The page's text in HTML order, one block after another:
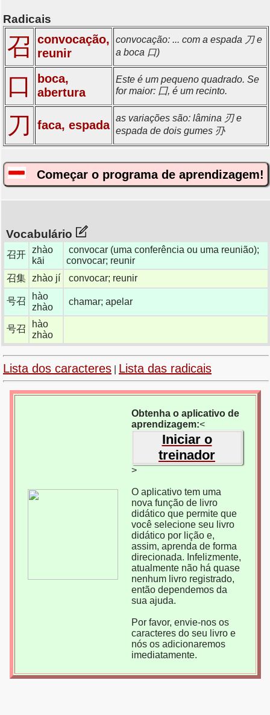
Radicais
召
convocação,
reunir
convocação: ... com a espada 刀 e
a boca 口)
口
boca,
abertura
Este é um pequeno quadrado. Se
for maior: 囗, é um recinto.
刀 faca, espada
as variações são: lâmina 刃 e
espada de dois gumes 刅
Começar o programa de aprendizagem!
Vocabulário
召开 zhào
kāi
convocar (uma conferência ou uma reunião);
convocar; reunir
召集 zhào jí convocar; reunir
号召
hào
zhào
chamar; apelar
号召
hào
zhào
Lista dos caracteres Lista das radicais
Obtenha o aplicativo de
aprendizagem:<
Iniciar o
treinador
>
O aplicativo tem uma
nova função de livro
didático que permite que
você selecione seu livro
didático por lição e,
assim, aprenda de forma
direcionada. Infelizmente,
atualmente não há quase
nenhum livro registrado,
então dependemos da
sua ajuda.
Por favor, envie-nos os
caracteres do seu livro e
nós os adicionaremos
imediatamente.